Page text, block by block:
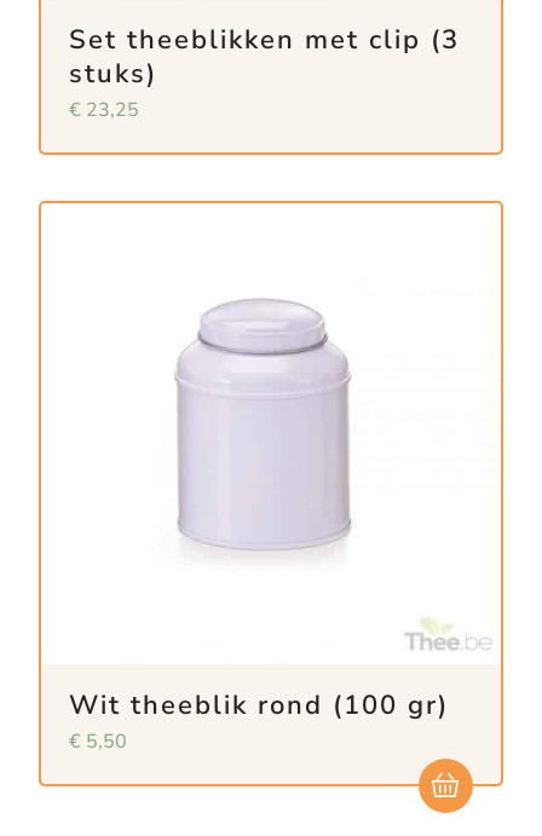
Set theeblikken met clip (3
stuks)
€ 23,25
Wit theeblik rond (100 gr)
€ 5,50